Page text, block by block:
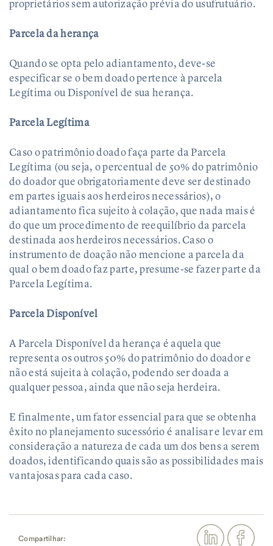
proprietários sem autorização prévia do usufrutuário.
Parcela da herança
Quando se opta pelo adiantamento, deve-se
especificar se o bem doado pertence à parcela
Legítima ou Disponível de sua herança.
Parcela Legítima
Caso o patrimônio doado faça parte da Parcela
Legítima (ou seja, o percentual de 50% do patrimônio
do doador que obrigatoriamente deve ser destinado
em partes iguais aos herdeiros necessários), o
adiantamento fica sujeito à colação, que nada mais é
do que um procedimento de reequilíbrio da parcela
destinada aos herdeiros necessários. Caso o
instrumento de doação não mencione a parcela da
qual o bem doado faz parte, presume-se fazer parte da
Parcela Legítima.
Parcela Disponível
A Parcela Disponível da herança é aquela que
representa os outros 50% do patrimônio do doador e
não está sujeita à colação, podendo ser doada a
qualquer pessoa, ainda que não seja herdeira.
E finalmente, um fator essencial para que se obtenha
êxito no planejamento sucessório é analisar e levar em
consideração a natureza de cada um dos bens a serem
doados, identificando quais são as possibilidades mais
vantajosas para cada caso.
Compartilhar: